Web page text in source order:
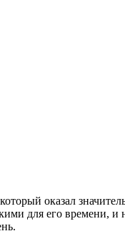
оказал
для его времени,